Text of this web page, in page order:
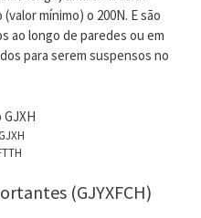
mínimo) o 200N. E são
ao longo de paredes ou em
para serem suspensos no
(GJYXFCH)